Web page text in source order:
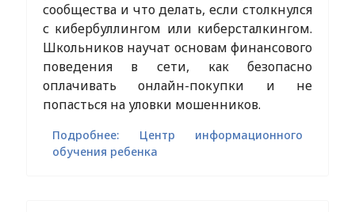
сообщества и что делать, если столкнулся
с кибербуллингом или киберсталкингом.
Школьников научат основам финансового
поведения в сети, как безопасно
оплачивать онлайн-покупки и не
попасться на уловки мошенников.
Подробнее: Центр информационного
обучения ребенка